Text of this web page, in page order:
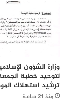
وزارة الشؤون
لتوحيد خطبة
ترشيد استهلاك
منذ 21 ساعة